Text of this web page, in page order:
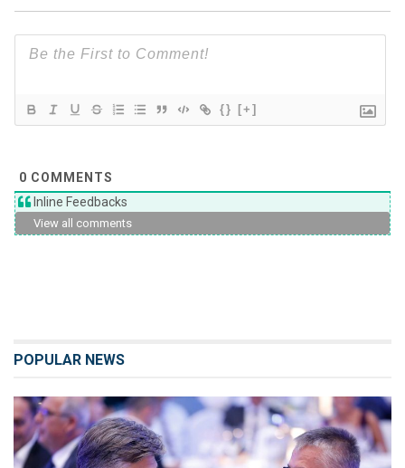
{} [+]
0 COMMENTS
Inline Feedbacks
View all comments
POPULAR NEWS